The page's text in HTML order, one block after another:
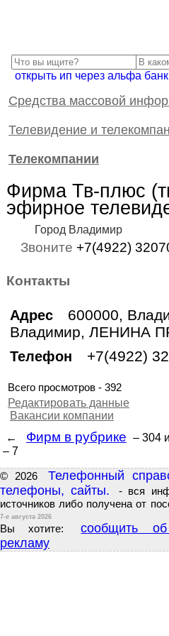
открыть ип через альфа банк
Cредства массовой
Телевидение и
Телекомпании
Фирма Тв-плюс
эфирное
Город Владимир
Звоните +7(4922)
Контакты
Адрес
600000,
Владимир, ЛЕНИНА
Телефон +7(4922)
Всего просмотров - 392
Редактировать данные
Вакансии компании
←
Фирм в рубрике – 304
– 7
© 2026
Телефонный
телефоны, сайты.
- вся
источников либо получена от
7-е августа 2026
Вы хотите: сообщить
рекламу